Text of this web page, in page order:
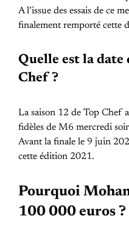
A l’issue des essais de ce
finalement remporté cette
Quelle est la date
Chef ?
La saison 12 de Top Chef
fidèles de M6 mercredi
Avant la finale le 9 juin
cette édition 2021.
Pourquoi
100 000 euros ?